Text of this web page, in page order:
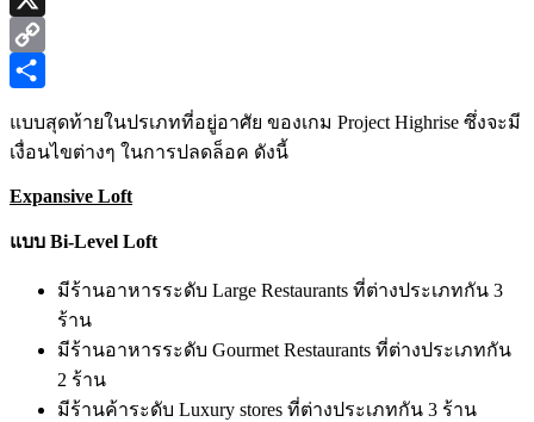
X
Copy
แบบสุดท้ายในปรเภทที่อยู่อาศัย ของเกม Project Highrise ซึ่งจะมี
เงื่อนไขต่างๆ ในการปลดล็อค ดังนี้
Expansive Loft
แบบ Bi-Level Loft
มีร้านอาหารระดับ Large Restaurants ที่ต่างประเภทกัน 3
ร้าน
มีร้านอาหารระดับ Gourmet Restaurants ที่ต่างประเภทกัน
2 ร้าน
มีร้านค้าระดับ Luxury stores ที่ต่างประเภทกัน 3 ร้าน